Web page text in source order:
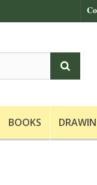
BOOKS